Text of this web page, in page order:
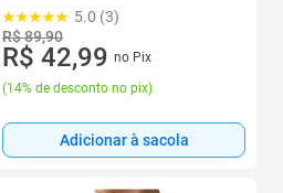
5.0 (3)
R$ 89,90
R$ 42,99 no Pix
(14% de desconto no pix)
Adicionar à sacola